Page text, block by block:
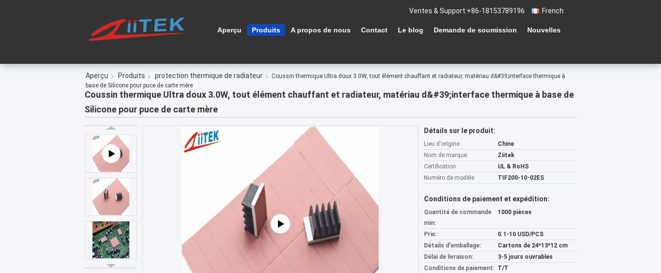
French
Ventes & Support:+86-18153789196
Aperçu Produits A propos de nous Contact Le blog Demande de soumission Nouvelles
Aperçu Produits protection thermique de radiateur
Coussin thermique Ultra doux 3.0W, tout élément chauffant et radiateur, matériau d&#39;interface thermique à
base de Silicone pour puce de carte mère
Coussin thermique Ultra doux 3.0W, tout élément chauffant et radiateur, matériau d&#39;interface thermique à base de
Silicone pour puce de carte mère
Détails sur le produit:
Lieu d'origine:
Chine
Nom de marque:
Ziitek
Certification:
UL & RoHS
Numéro de modèle:
TIF200-10-02ES
Conditions de paiement et expédition:
Quantité de commande
min:
1000 pièces
Prix:
0.1-10 USD/PCS
Détails d'emballage:
Cartons de 24*13*12 cm
Délai de livraison:
3-5 jours ouvrables
Conditions de paiement: T/T